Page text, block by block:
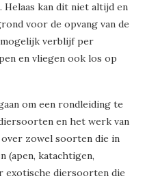
kan dit niet altijd en
voor de opvang van de
verblijf per
en vliegen ook los op
om een rondleiding te
en het werk van
zowel soorten die in
(apen, katachtigen,
exotische diersoorten die